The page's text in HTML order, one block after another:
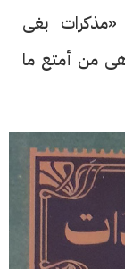
بغى
من أمتع ما